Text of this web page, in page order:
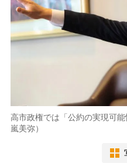
高市政権では「公約の実現可
嵐美弥）